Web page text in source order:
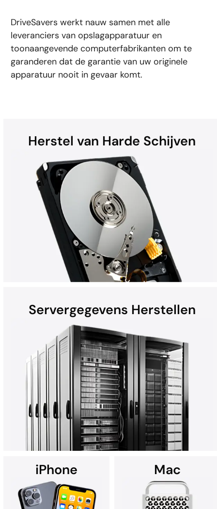
DriveSavers werkt nauw samen met alle
leveranciers van opslagapparatuur en
toonaangevende computerfabrikanten om te
garanderen dat de garantie van uw originele
apparatuur nooit in gevaar komt.
Herstel van Harde Schijven
Harde schijven (HDD's) in laptops, desktops, externe apparaten
en heliumschijven kunnen gegevens verliezen door
hardwarestoringen, fysieke schade, malware en meer. Of het nu
om een Mac, Windows-computer of RAID-systeem gaat – alle
HDD-herstel vindt plaats in de geavanceerde Cleanroom van
DriveSavers.
Servergegevens Herstellen
DriveSavers biedt op maat gemaakte oplossingen voor het
herstellen van gegevens van high-capacity servers zoals RAID,
NAS, SAN en servers met meerdere schijven.
iPhone Mac